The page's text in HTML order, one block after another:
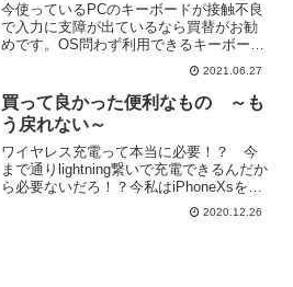
今使っているPCのキーボードが接触不良
で入力に支障が出ているなら買替がお勧
めです。OS問わず利用できるキーボード
ならPCとiPadで長文入力の際に重宝しま
す。ロジクールKX800はキー一つで使用
OSを切り替えれますので便利です。
2021.06.27
買って良かった便利なもの ～も
う戻れない～
ワイヤレス充電って本当に必要！？ 今
まで通りlightning繋いで充電できるんだか
ら必要ないだろ！？今私はiPhoneXsを使
用しておりますが、ほんの二か月前まで
ワイヤレス充電器を使用しておりません
2020.12.26